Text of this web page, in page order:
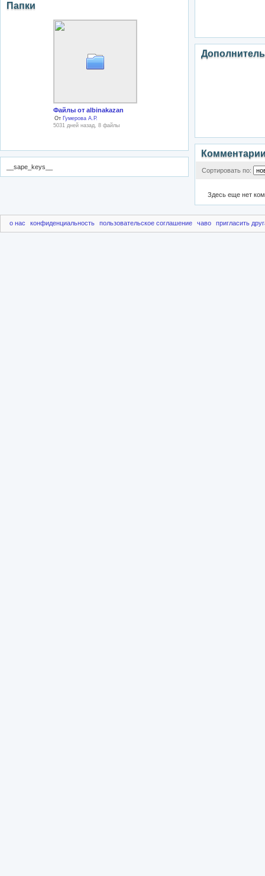
Папки
Файлы от albinakazan
От Гумерова А.Р.
5031 дней назад, 8 файлы
__sape_keys__ Сортировать по:
Здесь еще нет
о нас конфиденциальность пользовательское соглашение чаво пригласить